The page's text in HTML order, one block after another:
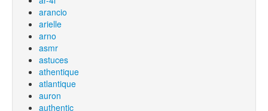
arancio
arielle
arno
asmr
astuces
athentique
atlantique
auron
authentic